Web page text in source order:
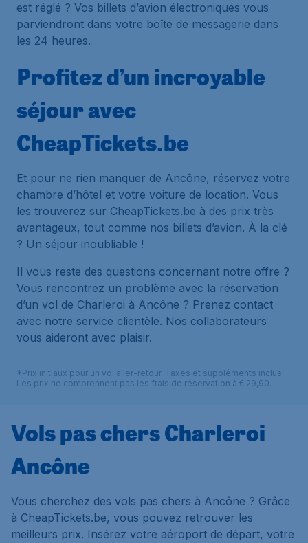
est réglé ? Vos billets d’avion électroniques vous
parviendront dans votre boîte de messagerie dans
les 24 heures.
Profitez d’un incroyable
séjour avec
CheapTickets.be
Et pour ne rien manquer de Ancône, réservez votre
chambre d’hôtel et votre voiture de location. Vous
les trouverez sur CheapTickets.be à des prix très
avantageux, tout comme nos billets d’avion. À la clé
? Un séjour inoubliable !
Il vous reste des questions concernant notre offre ?
Vous rencontrez un problème avec la réservation
d’un vol de Charleroi à Ancône ? Prenez contact
avec notre service clientèle. Nos collaborateurs
vous aideront avec plaisir.
*Prix initiaux pour un vol aller-retour. Taxes et suppléments inclus.
Les prix ne comprennent pas les frais de réservation à € 29,90.
Vols pas chers Charleroi
Ancône
Vous cherchez des vols pas chers à Ancône ? Grâce
à CheapTickets.be, vous pouvez retrouver les
meilleurs prix. Insérez votre aéroport de départ, votre